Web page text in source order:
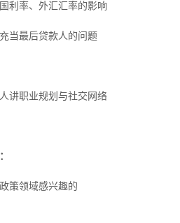
利率、外汇汇率的影响
当最后贷款人的问题
讲职业规划与社交网络
策领域感兴趣的